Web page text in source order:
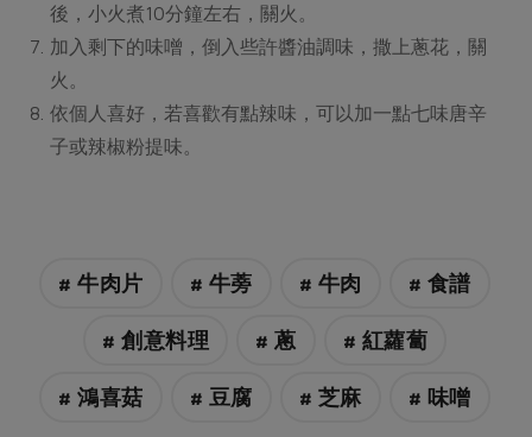
後，小火煮10分鐘左右，關火。
加入剩下的味噌，倒入些許醬油調味，撒上蔥花，關
火。
依個人喜好，若喜歡有點辣味，可以加一點七味唐辛
子或辣椒粉提味。
# 牛肉片 # 牛蒡 # 牛肉 # 食譜
# 創意料理 # 蔥 # 紅蘿蔔
# 鴻喜菇 # 豆腐 # 芝麻 # 味噌